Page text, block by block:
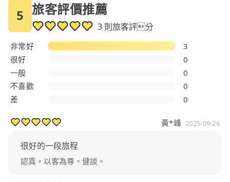
5 旅客評價推薦
3 則旅客評分
非常好
3
很好
0
一般
0
不喜歡
0
差
0
黃*峰 2025-09-26
很好的一段旅程
認真。以客為尊。健談。